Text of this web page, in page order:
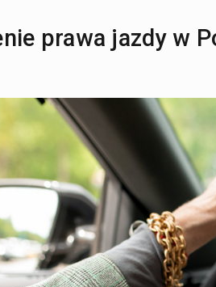
prawa jazdy w